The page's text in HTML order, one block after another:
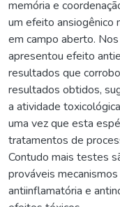
memória e
um efeito ansiogênico
em campo aberto.
apresentou efeito
resultados que
resultados obtidos,
a atividade
uma vez que esta
tratamentos de
Contudo mais testes
prováveis
antiinflamatória e